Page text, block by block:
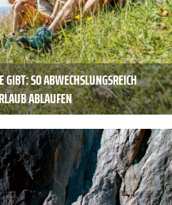
SO ABWECHSLUNGSREICH
ABLAUFEN